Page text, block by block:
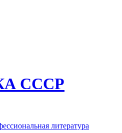
СССР
литература